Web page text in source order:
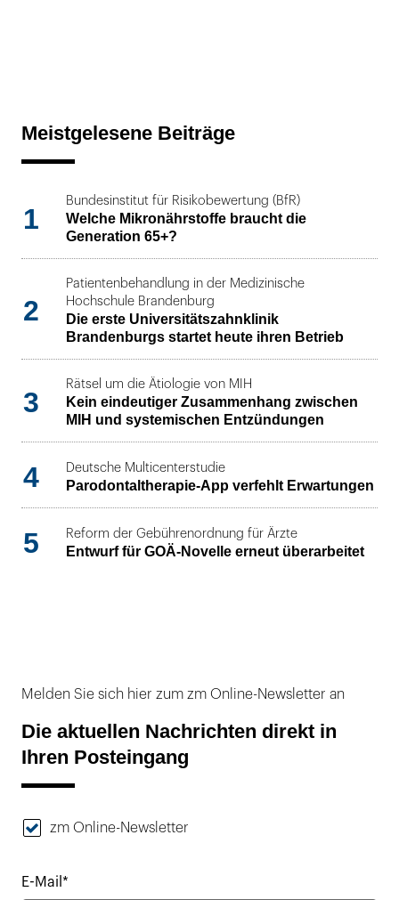
Meistgelesene Beiträge
1
Bundesinstitut für Risikobewertung (BfR)
Welche Mikronährstoffe braucht die
Generation 65+?
2
Patientenbehandlung in der Medizinische
Hochschule Brandenburg
Die erste Universitätszahnklinik
Brandenburgs startet heute ihren Betrieb
3
Rätsel um die Ätiologie von MIH
Kein eindeutiger Zusammenhang zwischen
MIH und systemischen Entzündungen
4 Deutsche Multicenterstudie
Parodontaltherapie-App verfehlt Erwartungen
5 Reform der Gebührenordnung für Ärzte
Entwurf für GOÄ-Novelle erneut überarbeitet
Melden Sie sich hier zum zm Online-Newsletter an
Die aktuellen Nachrichten direkt in
Ihren Posteingang
zm Online-Newsletter
E-Mail*